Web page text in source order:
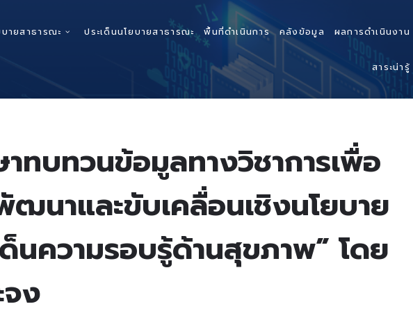
ายสาธารณะ ประเด็นนโยบายสาธารณะ พื้นที่ดำเนินการ คลังข้อมูล ผลการดำเนินงาน
สาระน่ารู้
ทบทวนข้อมูลทางวิชาการเพื่อ
ฒนาและขับเคลื่อนเชิงนโยบาย
นความรอบรู้ด้านสุขภาพ” โดย
จง